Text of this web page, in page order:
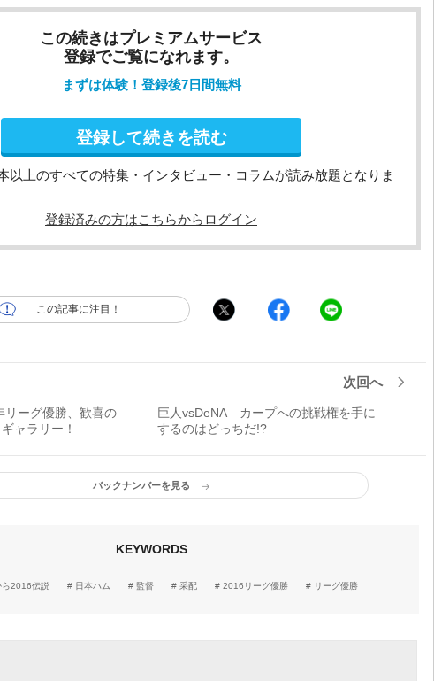
この続きはプレミアムサービス
登録でご覧になれます。
まずは体験！登録後7日間無料
登録して続きを読む
以上のすべての特集・インタビュー・コラムが読み放題となりま
登録済みの方はこちらからログイン
この記事に注目！
リーグ優勝、歓喜の
ャラリー！
次回へ
巨人vsDeNA カープへの挑戦権を手に
するのはどっちだ!?
バックナンバーを見る
KEYWORDS
ら2016伝説 日本ハム 監督 采配 2016リーグ優勝 リーグ優勝